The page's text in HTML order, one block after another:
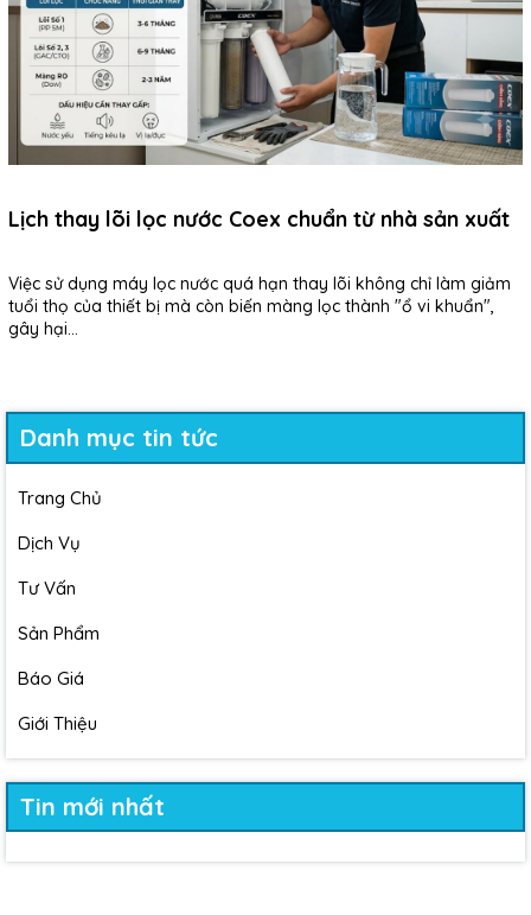
Lịch thay lõi lọc nước Coex chuẩn từ nhà sản xuất
Việc sử dụng máy lọc nước quá hạn thay lõi không chỉ làm giảm
tuổi thọ của thiết bị mà còn biến màng lọc thành "ổ vi khuẩn",
gây hại...
Danh mục tin tức
Trang Chủ
Dịch Vụ
Tư Vấn
Sản Phẩm
Báo Giá
Giới Thiệu
Tin mới nhất